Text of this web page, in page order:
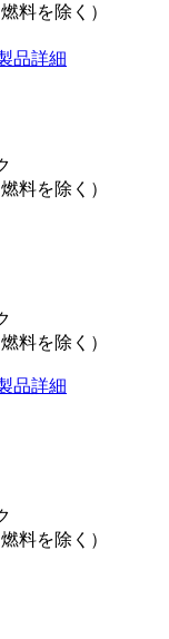
料を除く）
品詳細
料を除く）
料を除く）
品詳細
料を除く）